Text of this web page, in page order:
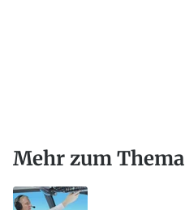
Mehr zum Thema